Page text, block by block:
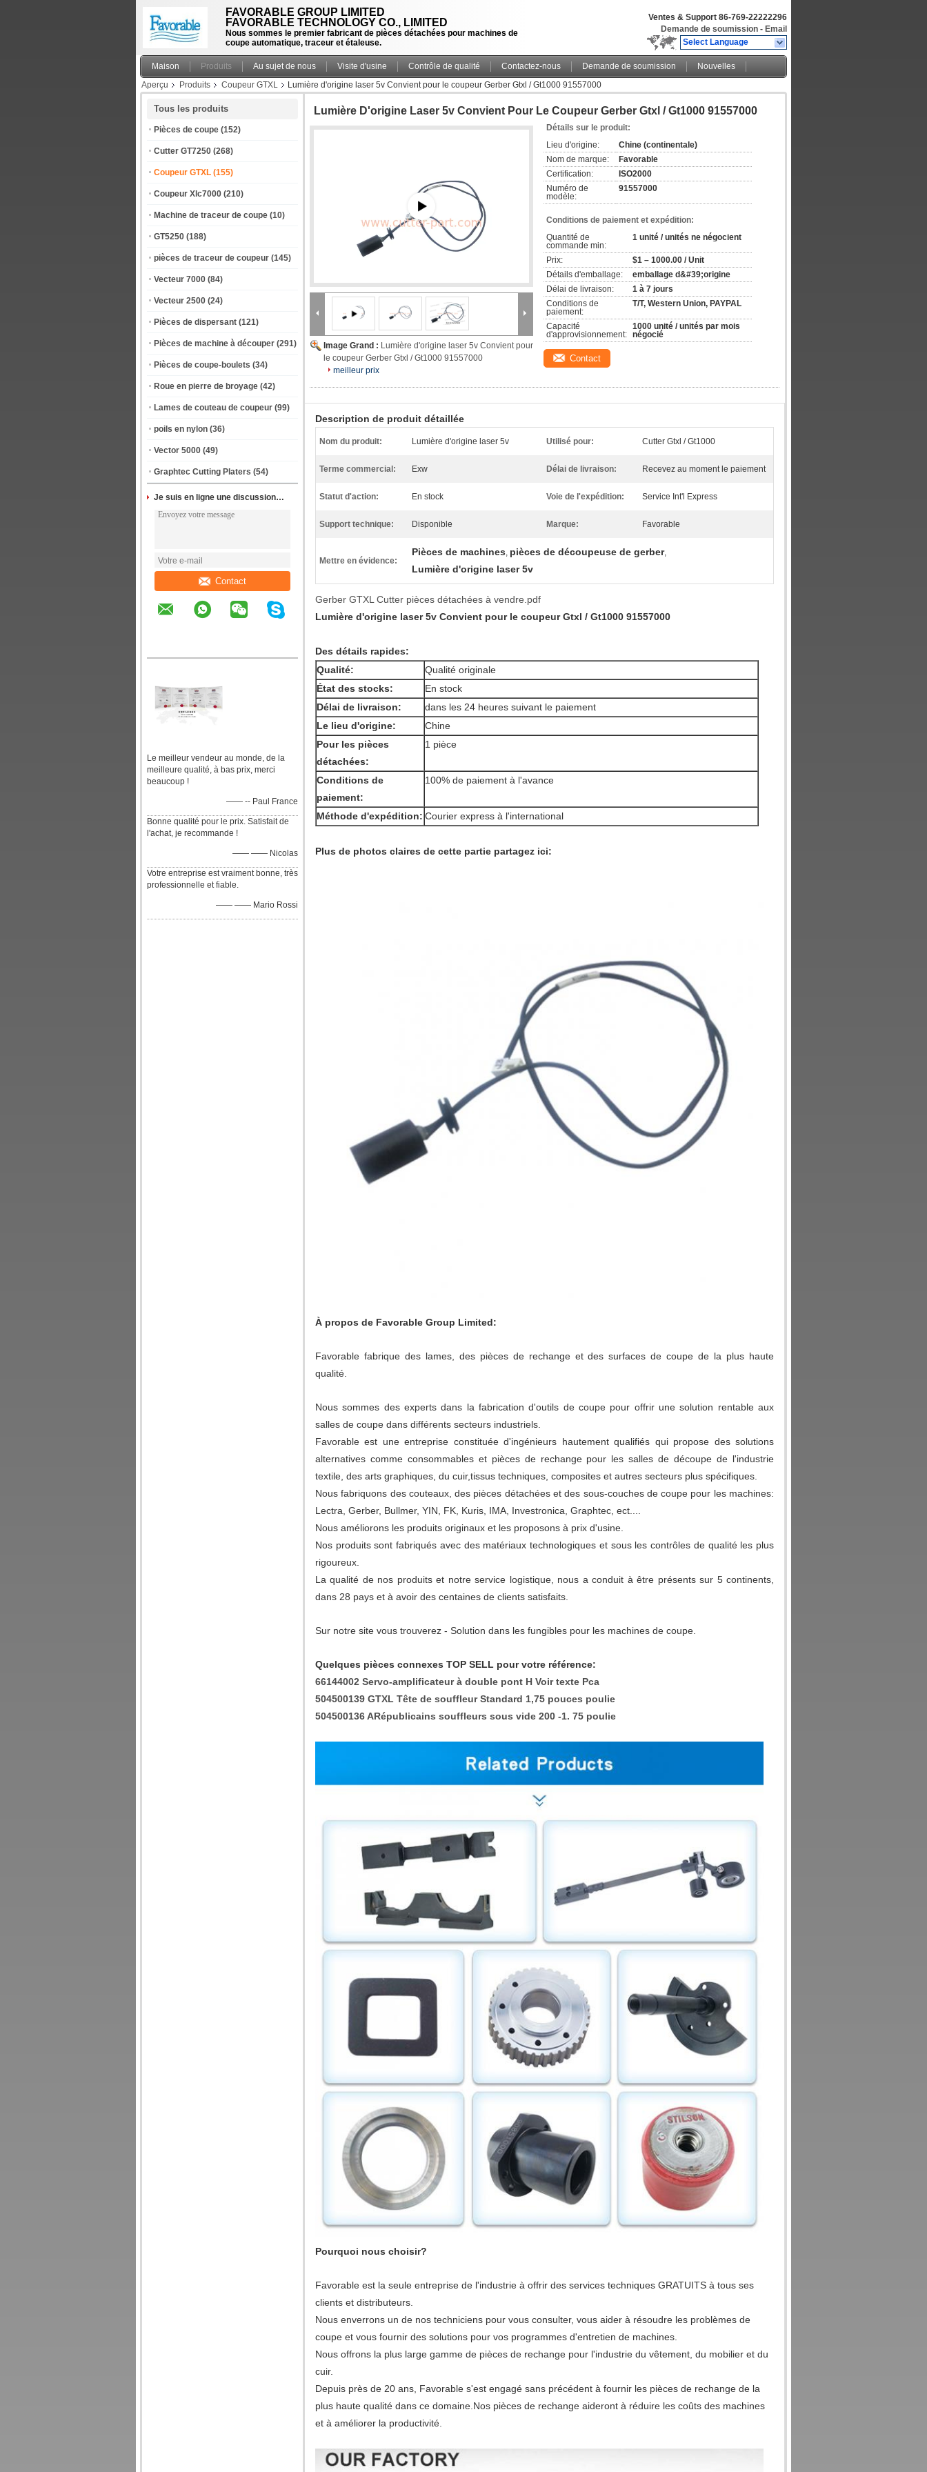
FAVORABLE GROUP LIMITED
FAVORABLE TECHNOLOGY CO., LIMITED
Nous sommes le premier fabricant de pièces détachées pour machines de
coupe automatique, traceur et étaleuse.
Ventes & Support 86-769-22222296
Demande de soumission - Email
Select Language
Maison Produits Au sujet de nous Visite d'usine Contrôle de qualité Contactez-nous Demande de soumission
Nouvelles
Aperçu
Produits Coupeur GTXL Lumière d'origine laser 5v Convient pour le coupeur Gerber Gtxl / Gt1000 91557000
Tous les produits
Pièces de coupe (152)
Cutter GT7250 (268)
Coupeur GTXL (155)
Coupeur Xlc7000 (210)
Machine de traceur de coupe (10)
GT5250 (188)
pièces de traceur de coupeur (145)
Vecteur 7000 (84)
Vecteur 2500 (24)
Pièces de dispersant (121)
Pièces de machine à découper (291)
Pièces de coupe-boulets (34)
Roue en pierre de broyage (42)
Lames de couteau de coupeur (99)
poils en nylon (36)
Vector 5000 (49)
Graphtec Cutting Platers (54)
Je suis en ligne une discussion en ligne
Contact
Le meilleur vendeur au monde, de la
meilleure qualité, à bas prix, merci
beaucoup !
—— -- Paul France
Bonne qualité pour le prix. Satisfait de
l'achat, je recommande !
—— —— Nicolas
Votre entreprise est vraiment bonne, très
professionnelle et fiable.
—— —— Mario Rossi
Lumière D'origine Laser 5v Convient Pour Le Coupeur Gerber Gtxl / Gt1000 91557000
Image Grand : Lumière d'origine laser 5v Convient pour
le coupeur Gerber Gtxl / Gt1000 91557000
meilleur prix
Détails sur le produit:
Lieu d'origine:
Chine (continentale)
Nom de marque:
Favorable
Certification:
ISO2000
Numéro de
modèle:
91557000
Conditions de paiement et expédition:
Quantité de
commande min:
1 unité / unités ne négocient
Prix:
$1 – 1000.00 / Unit
Détails d'emballage:
emballage d&#39;origine
Délai de livraison:
1 à 7 jours
Conditions de
paiement:
T/T, Western Union, PAYPAL
Capacité
d'approvisionnement:
1000 unité / unités par mois
négocié
Contact
Description de produit détaillée
Nom du produit: Lumière d'origine laser 5v Utilisé pour: Cutter Gtxl / Gt1000
Terme commercial: Exw Délai de livraison: Recevez au moment le paiement
Statut d'action: En stock Voie de l'expédition: Service Int'l Express
Support technique: Disponible Marque: Favorable
Mettre en évidence:
Pièces de machines, pièces de découpeuse de gerber,
Lumière d'origine laser 5v
Gerber GTXL Cutter pièces détachées à vendre.pdf
Lumière d'origine laser 5v Convient pour le coupeur Gtxl / Gt1000 91557000
Des détails rapides:
Qualité:
Qualité originale
État des stocks:
En stock
Délai de livraison:
dans les 24 heures suivant le paiement
Le lieu d'origine:
Chine
Pour les pièces
détachées:
1 pièce
Conditions de
paiement:
100% de paiement à l'avance
Méthode d'expédition: Courier express à l'international
Plus de photos claires de cette partie partagez ici:
À propos de Favorable Group Limited:
Favorable fabrique des lames, des pièces de rechange et des surfaces de coupe de la plus haute
qualité.
Nous sommes des experts dans la fabrication d'outils de coupe pour offrir une solution rentable aux
salles de coupe dans différents secteurs industriels.
Favorable est une entreprise constituée d'ingénieurs hautement qualifiés qui propose des solutions
alternatives comme consommables et pièces de rechange pour les salles de découpe de l'industrie
textile, des arts graphiques, du cuir,tissus techniques, composites et autres secteurs plus spécifiques.
Nous fabriquons des couteaux, des pièces détachées et des sous-couches de coupe pour les machines:
Lectra, Gerber, Bullmer, YIN, FK, Kuris, IMA, Investronica, Graphtec, ect....
Nous améliorons les produits originaux et les proposons à prix d'usine.
Nos produits sont fabriqués avec des matériaux technologiques et sous les contrôles de qualité les plus
rigoureux.
La qualité de nos produits et notre service logistique, nous a conduit à être présents sur 5 continents,
dans 28 pays et à avoir des centaines de clients satisfaits.
Sur notre site vous trouverez - Solution dans les fungibles pour les machines de coupe.
Quelques pièces connexes TOP SELL pour votre référence:
66144002 Servo-amplificateur à double pont H Voir texte Pca
504500139 GTXL Tête de souffleur Standard 1,75 pouces poulie
504500136 ARépublicains souffleurs sous vide 200 -1. 75 poulie
Pourquoi nous choisir?
Favorable est la seule entreprise de l'industrie à offrir des services techniques GRATUITS à tous ses
clients et distributeurs.
Nous enverrons un de nos techniciens pour vous consulter, vous aider à résoudre les problèmes de
coupe et vous fournir des solutions pour vos programmes d'entretien de machines.
Nous offrons la plus large gamme de pièces de rechange pour l'industrie du vêtement, du mobilier et du
cuir.
Depuis près de 20 ans, Favorable s'est engagé sans précédent à fournir les pièces de rechange de la
plus haute qualité dans ce domaine.Nos pièces de rechange aideront à réduire les coûts des machines
et à améliorer la productivité.